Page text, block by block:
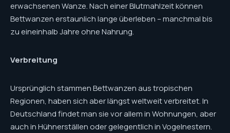
erwachsenen Wanze. Nach einer Blutmahlzeit können
Bettwanzen erstaunlich lange überleben – manchmal bis
zu eineinhalb Jahre ohne Nahrung.
Verbreitung
Ursprünglich stammen Bettwanzen aus tropischen
Regionen, haben sich aber längst weltweit verbreitet. In
Deutschland findet man sie vor allem in Wohnungen, aber
auch in Hühnerställen oder gelegentlich in Vogelnestern.